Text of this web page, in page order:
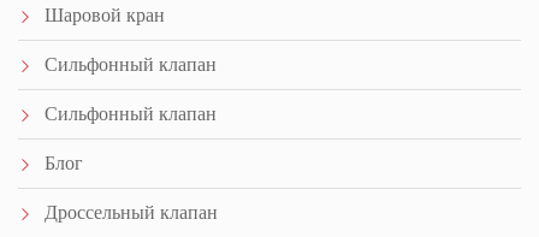
Шаровой кран
Сильфонный клапан
Сильфонный клапан
Блог
Дроссельный клапан